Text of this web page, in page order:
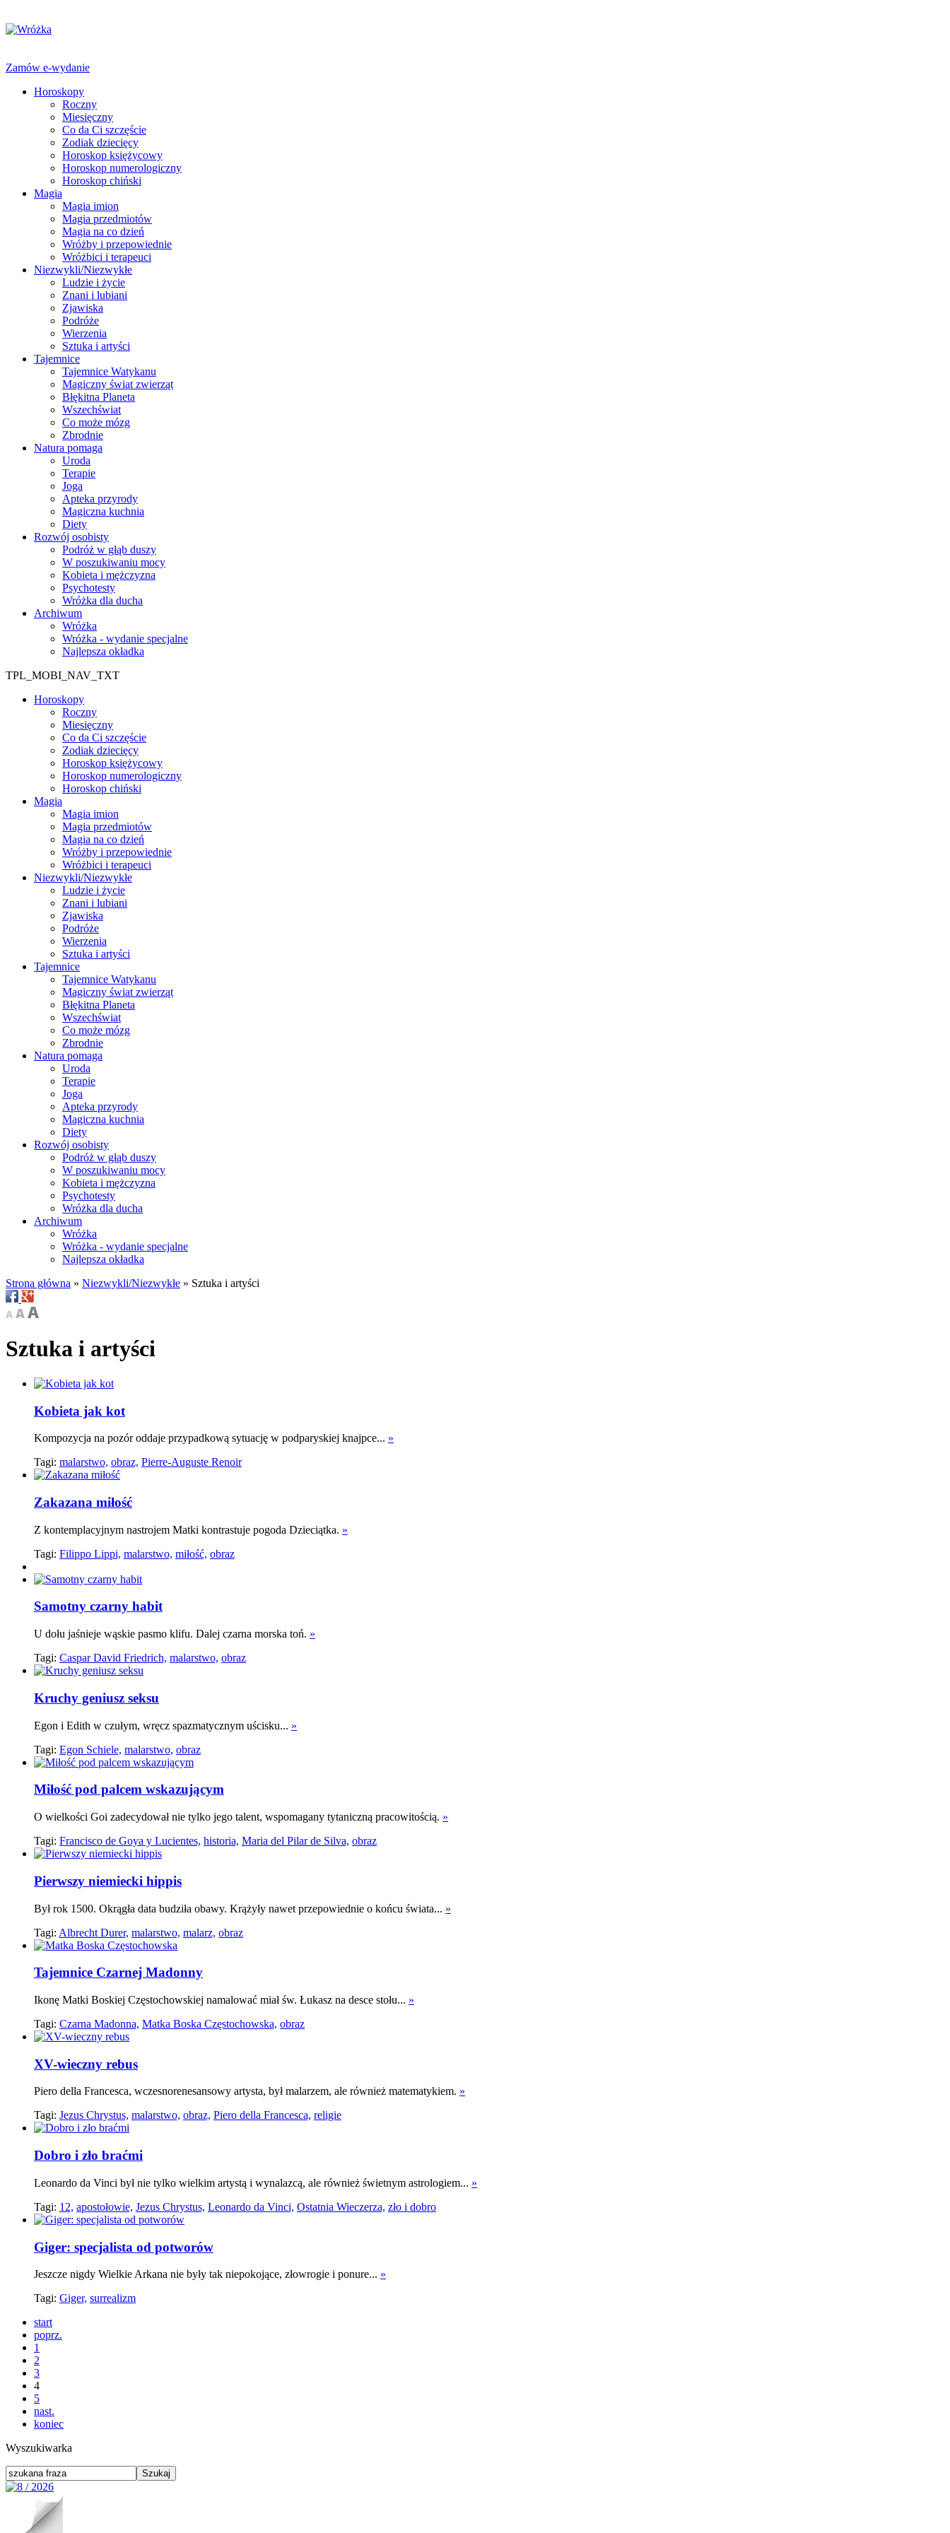
Zamów e-wydanie
Horoskopy
Roczny
Miesięczny
Co da Ci szczęście
Zodiak dziecięcy
Horoskop księżycowy
Horoskop numerologiczny
Horoskop chiński
Magia
Magia imion
Magia przedmiotów
Magia na co dzień
Wróżby i przepowiednie
Wróżbici i terapeuci
Niezwykli/Niezwykłe
Ludzie i życie
Znani i lubiani
Zjawiska
Podróże
Wierzenia
Sztuka i artyści
Tajemnice
Tajemnice Watykanu
Magiczny świat zwierząt
Błękitna Planeta
Wszechświat
Co może mózg
Zbrodnie
Natura pomaga
Uroda
Terapie
Joga
Apteka przyrody
Magiczna kuchnia
Diety
Rozwój osobisty
Podróż w głąb duszy
W poszukiwaniu mocy
Kobieta i mężczyzna
Psychotesty
Wróżka dla ducha
Archiwum
Wróżka
Wróżka - wydanie specjalne
Najlepsza okładka
TPL_MOBI_NAV_TXT
Horoskopy
Roczny
Miesięczny
Co da Ci szczęście
Zodiak dziecięcy
Horoskop księżycowy
Horoskop numerologiczny
Horoskop chiński
Magia
Magia imion
Magia przedmiotów
Magia na co dzień
Wróżby i przepowiednie
Wróżbici i terapeuci
Niezwykli/Niezwykłe
Ludzie i życie
Znani i lubiani
Zjawiska
Podróże
Wierzenia
Sztuka i artyści
Tajemnice
Tajemnice Watykanu
Magiczny świat zwierząt
Błękitna Planeta
Wszechświat
Co może mózg
Zbrodnie
Natura pomaga
Uroda
Terapie
Joga
Apteka przyrody
Magiczna kuchnia
Diety
Rozwój osobisty
Podróż w głąb duszy
W poszukiwaniu mocy
Kobieta i mężczyzna
Psychotesty
Wróżka dla ducha
Archiwum
Wróżka
Wróżka - wydanie specjalne
Najlepsza okładka
Strona główna » Niezwykli/Niezwykłe » Sztuka i artyści
Sztuka i artyści
Kobieta jak kot
Kompozycja na pozór oddaje przypadkową sytuację w podparyskiej knajpce... »
Tagi: malarstwo, obraz, Pierre-Auguste Renoir
Zakazana miłość
Z kontemplacyjnym nastrojem Matki kontrastuje pogoda Dzieciątka. »
Tagi: Filippo Lippi, malarstwo, miłość, obraz
Samotny czarny habit
U dołu jaśnieje wąskie pasmo klifu. Dalej czarna morska toń. »
Tagi: Caspar David Friedrich, malarstwo, obraz
Kruchy geniusz seksu
Egon i Edith w czułym, wręcz spazmatycznym uścisku... »
Tagi: Egon Schiele, malarstwo, obraz
Miłość pod palcem wskazującym
O wielkości Goi zadecydował nie tylko jego talent, wspomagany tytaniczną pracowitością. »
Tagi: Francisco de Goya y Lucientes, historia, Maria del Pilar de Silva, obraz
Pierwszy niemiecki hippis
Był rok 1500. Okrągła data budziła obawy. Krążyły nawet przepowiednie o końcu świata... »
Tagi: Albrecht Durer, malarstwo, malarz, obraz
Tajemnice Czarnej Madonny
Ikonę Matki Boskiej Częstochowskiej namalować miał św. Łukasz na desce stołu... »
Tagi: Czarna Madonna, Matka Boska Częstochowska, obraz
XV-wieczny rebus
Piero della Francesca, wczesnorenesansowy artysta, był malarzem, ale również matematykiem. »
Tagi: Jezus Chrystus, malarstwo, obraz, Piero della Francesca, religie
Dobro i zło braćmi
Leonardo da Vinci był nie tylko wielkim artystą i wynalazcą, ale również świetnym astrologiem... »
Tagi: 12, apostołowie, Jezus Chrystus, Leonardo da Vinci, Ostatnia Wieczerza, zło i dobro
Giger: specjalista od potworów
Jeszcze nigdy Wielkie Arkana nie były tak niepokojące, złowrogie i ponure... »
Tagi: Giger, surrealizm
start
poprz.
1
2
3
4
5
nast.
koniec
Wyszukiwarka